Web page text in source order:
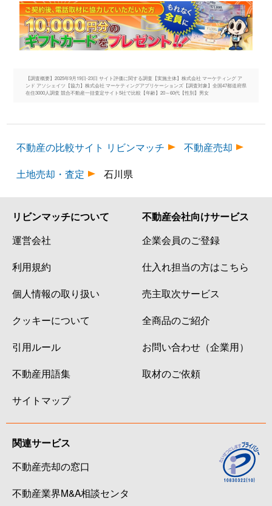
【調査概要】2025年9月19日-23日 サイト評価に関する調査【実施主体】株式会社 マーケティング ア
ンド アソシェイツ【協力】株式会社 マーケティングアプリケーションズ【調査対象】全国47都道府県
在住3000人調査 競合不動産一括査定サイト5社で比較【年齢】20～60代【性別】男女
不動産の比較サイト リビンマッチ
不動産売却
土地売却・査定
石川県
リビンマッチについて
運営会社
利用規約
個人情報の取り扱い
クッキーについて
引用ルール
不動産用語集
サイトマップ
不動産会社向けサービス
企業会員のご登録
仕入れ担当の方はこちら
売主取次サービス
全商品のご紹介
お問い合わせ（企業用）
取材のご依頼
関連サービス
不動産売却の窓口
不動産業界M&A相談センタ